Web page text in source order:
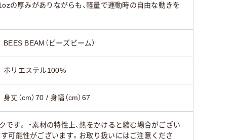
の厚みがありながらも、軽量で運動時の自由な動きを
BEES BEAM（ビーズビーム）
ポリエステル100%
身丈（cm）70 / 身幅（cm）67
す。 ・素材の特性上、熱をかけると縮む場合がござい
可能性がございます。お取り扱いにはご注意くださ